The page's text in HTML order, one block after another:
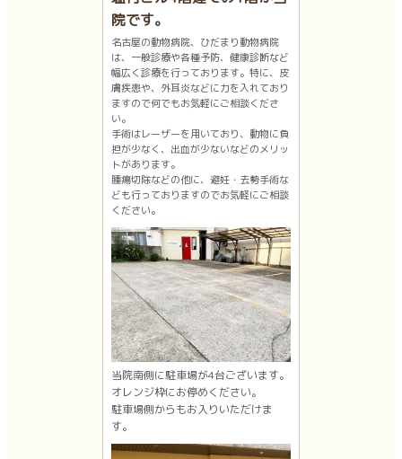
院です。
名古屋の動物病院、ひだまり動物病院
は、一般診療や各種予防、健康診断など
幅広く診療を行っております。特に、皮
膚疾患や、外耳炎などに力を入れており
ますので何でもお気軽にご相談くださ
い。
手術はレーザーを用いており、動物に負
担が少なく、出血が少ないなどのメリッ
トがあります。
腫瘍切除などの他に、避妊・去勢手術な
ども行っておりますのでお気軽にご相談
ください。
当院南側に駐車場が4台ございます。
オレンジ枠にお停めください。
駐車場側からもお入りいただけま
す。